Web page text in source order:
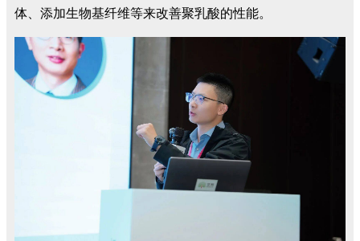
体、添加生物基纤维等来改善聚乳酸的性能。